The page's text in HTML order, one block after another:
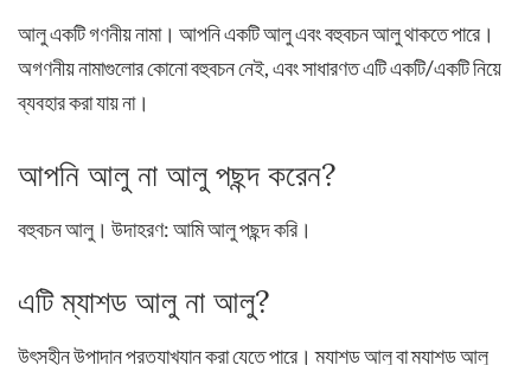
আলু একটি গণনীয় নামা। আপনি একটি আলু এবং বহুবচন আলু থাকতে পারে।
অগণনীয় নামাগুলোর কোনো বহুবচন নেই, এবং সাধারণত এটি একটি/একটি নিয়ে
ব্যবহার করা যায় না।
আপনি আলু না আলু পছন্দ করেন?
বহুবচন আলু। উদাহরণ: আমি আলু পছন্দ করি।
এটি ম্যাশড আলু না আলু?
উৎসহীন উপাদান প্রত্যাখ্যান করা যেতে পারে। ম্যাশড আলু বা ম্যাশড আলু